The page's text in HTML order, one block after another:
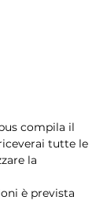
compila il
tutte le
la
è prevista